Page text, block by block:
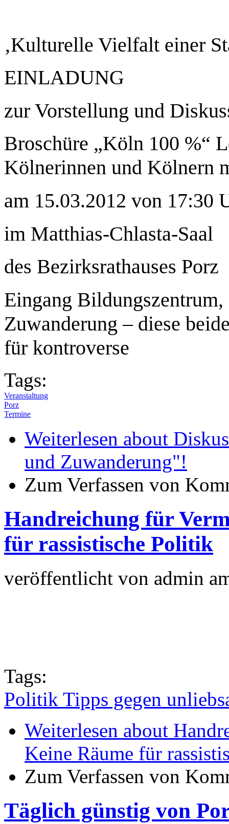
‚Kulturelle Vielfalt einer
EINLADUNG
zur Vorstellung und
Broschüre „Köln 100 %“
Kölnerinnen und Kölnern
am 15.03.2012 von 17:30
im Matthias-Chlasta-Saal
des Bezirksrathauses Porz
Eingang
Zuwanderung – diese
für kontroverse
Tags:
Veranstaltung
Porz
Termine
Weiterlesen about
und Zuwanderung"!
Zum Verfassen von
Handreichung für
für rassistische Politik
veröffentlicht von admin
Tags:
Politik Tipps gegen
Weiterlesen about
Keine Räume für
Zum Verfassen von
Täglich günstig von